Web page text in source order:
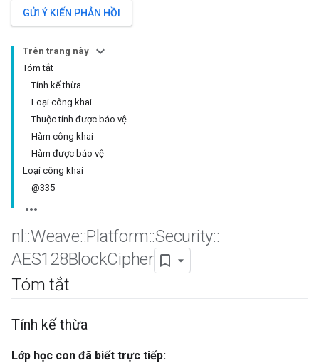
GỬI Ý KIẾN PHẢN HỒI
Trên trang này
Tóm tắt
Tính kế thừa
Loại công khai
Thuộc tính được bảo vệ
Hàm công khai
Hàm được bảo vệ
Loại công khai
@335
nl ::Weave::Platform::Security::
AES128BlockCipher
Tóm tắt
Tính kế thừa
Lớp học con đã biết trực tiếp: